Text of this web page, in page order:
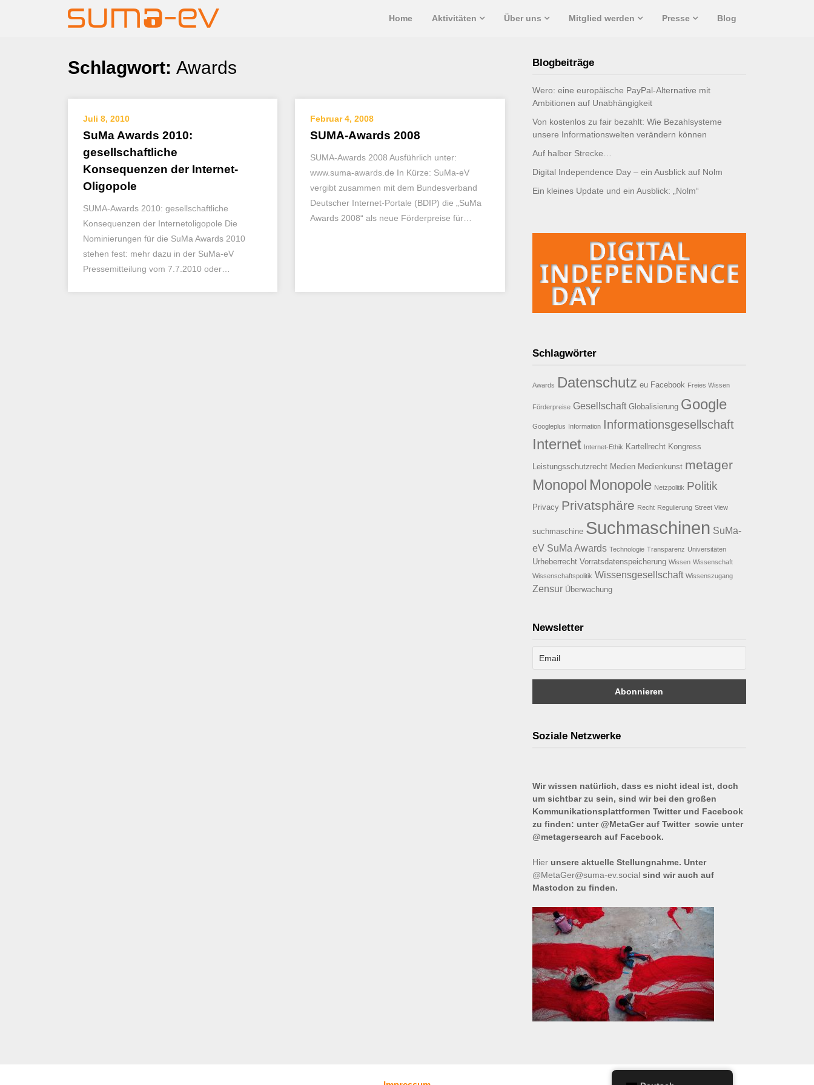
Home Aktivitäten Über uns Mitglied werden Presse Blog
Skip
Schlagwort: Awards
Juli 8, 2010
SuMa Awards 2010:
gesellschaftliche
Konsequenzen der Internet-
Oligopole
SUMA-Awards 2010: gesellschaftliche
Konsequenzen der Internetoligopole Die
Nominierungen für die SuMa Awards 2010
stehen fest: mehr dazu in der SuMa-eV
Pressemitteilung vom 7.7.2010 oder…
Februar 4, 2008
SUMA-Awards 2008
SUMA-Awards 2008 Ausführlich unter:
www.suma-awards.de In Kürze: SuMa-eV
vergibt zusammen mit dem Bundesverband
Deutscher Internet-Portale (BDIP) die „SuMa
Awards 2008“ als neue Förderpreise für…
Blogbeiträge
Wero: eine europäische PayPal-Alternative mit
Ambitionen auf Unabhängigkeit
Von kostenlos zu fair bezahlt: Wie Bezahlsysteme
unsere Informationswelten verändern können
Auf halber Strecke…
Digital Independence Day – ein Ausblick auf Nolm
Ein kleines Update und ein Ausblick: „Nolm“
Schlagwörter
Awards Datenschutz eu Facebook Freies Wissen
Förderpreise Gesellschaft Globalisierung Google
Googleplus Information Informationsgesellschaft
Internet Internet-Ethik Kartellrecht Kongress
Leistungsschutzrecht Medien Medienkunst metager
Monopol Monopole Netzpolitik Politik
Privacy Privatsphäre Recht Regulierung Street View
suchmaschine Suchmaschinen SuMa-
eV SuMa Awards Technologie Transparenz Universitäten
Urheberrecht Vorratsdatenspeicherung Wissen Wissenschaft
Wissenschaftspolitik Wissensgesellschaft Wissenszugang
Zensur Überwachung
Newsletter
Soziale Netzwerke
Wir wissen natürlich, dass es nicht ideal ist, doch
um sichtbar zu sein, sind wir bei den großen
Kommunikationsplattformen Twitter und Facebook
zu finden: unter @MetaGer auf Twitter sowie unter
@metagersearch auf Facebook.
Hierunsere aktuelle Stellungnahme. Unter
@MetaGer@suma-ev.social sind wir auch auf
Mastodon zu finden.